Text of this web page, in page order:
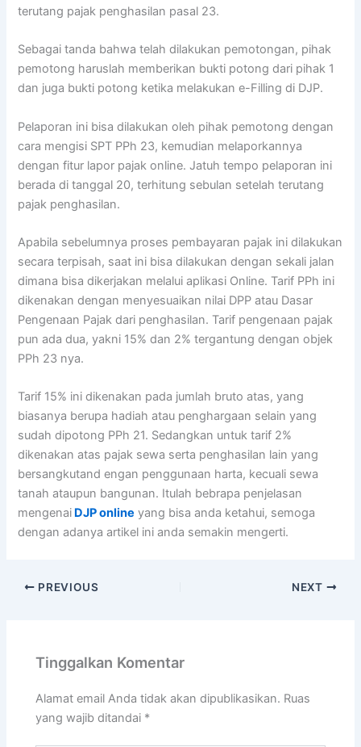
terutang pajak penghasilan pasal 23.
Sebagai tanda bahwa telah dilakukan pemotongan, pihak
pemotong haruslah memberikan bukti potong dari pihak 1
dan juga bukti potong ketika melakukan e-Filling di DJP.
Pelaporan ini bisa dilakukan oleh pihak pemotong dengan
cara mengisi SPT PPh 23, kemudian melaporkannya
dengan fitur lapor pajak online. Jatuh tempo pelaporan ini
berada di tanggal 20, terhitung sebulan setelah terutang
pajak penghasilan.
Apabila sebelumnya proses pembayaran pajak ini dilakukan
secara terpisah, saat ini bisa dilakukan dengan sekali jalan
dimana bisa dikerjakan melalui aplikasi Online. Tarif PPh ini
dikenakan dengan menyesuaikan nilai DPP atau Dasar
Pengenaan Pajak dari penghasilan. Tarif pengenaan pajak
pun ada dua, yakni 15% dan 2% tergantung dengan objek
PPh 23 nya.
Tarif 15% ini dikenakan pada jumlah bruto atas, yang
biasanya berupa hadiah atau penghargaan selain yang
sudah dipotong PPh 21. Sedangkan untuk tarif 2%
dikenakan atas pajak sewa serta penghasilan lain yang
bersangkutand engan penggunaan harta, kecuali sewa
tanah ataupun bangunan. Itulah bebrapa penjelasan
mengenai DJP online yang bisa anda ketahui, semoga
dengan adanya artikel ini anda semakin mengerti.
PREVIOUS NEXT
Tinggalkan Komentar
Alamat email Anda tidak akan dipublikasikan. Ruas
yang wajib ditandai *